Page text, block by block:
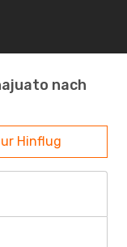
nach
Hinflug